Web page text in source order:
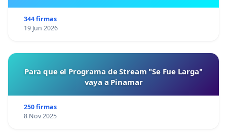
344 firmas
19 Jun 2026
Para que el Programa de Stream "Se Fue Larga"
vaya a Pinamar
250 firmas
8 Nov 2025